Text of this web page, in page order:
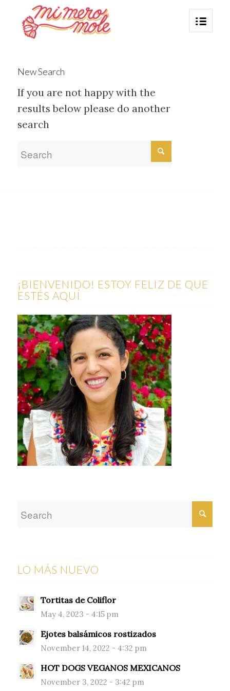
New Search
If you are not happy with the
results below please do another
search
¡BIENVENIDO! ESTOY FELIZ DE QUE
ESTÉS AQUÍ
LO MÁS NUEVO
Tortitas de Coliflor
May 4, 2023 - 4:15 pm
Ejotes balsámicos rostizados
November 14, 2022 - 4:32 pm
HOT DOGS VEGANOS MEXICANOS
November 3, 2022 - 3:42 pm